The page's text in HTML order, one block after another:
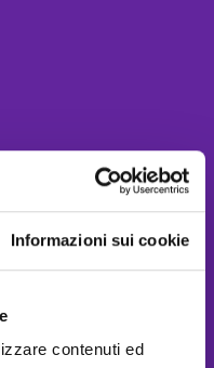
Informazioni sui cookie
contenuti ed